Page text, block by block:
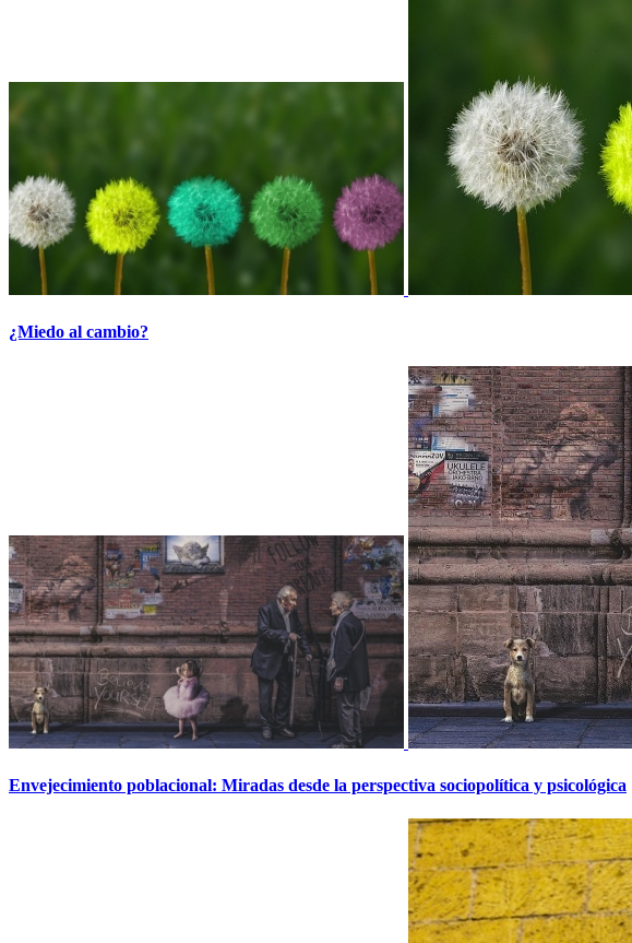
¿Miedo al cambio?
Envejecimiento poblacional: Miradas desde la perspectiva sociopolítica y psicológica